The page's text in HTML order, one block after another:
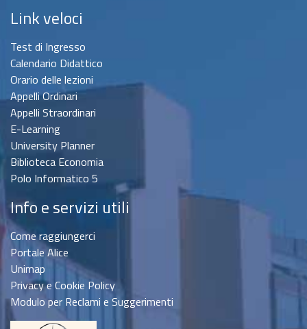
Link veloci
Test di Ingresso
Calendario Didattico
Orario delle lezioni
Appelli Ordinari
Appelli Straordinari
E-Learning
University Planner
Biblioteca Economia
Polo Informatico 5
Info e servizi utili
Come raggiungerci
Portale Alice
Unimap
Privacy e Cookie Policy
Modulo per Reclami e Suggerimenti